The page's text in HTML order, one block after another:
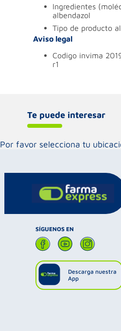
ingredientes
albendazol
tipo de producto
Aviso legal
codigo invima
r1
Te puede interesar
Por favor selecciona tu
SÍGUENOS EN
Descarga nuestra
App